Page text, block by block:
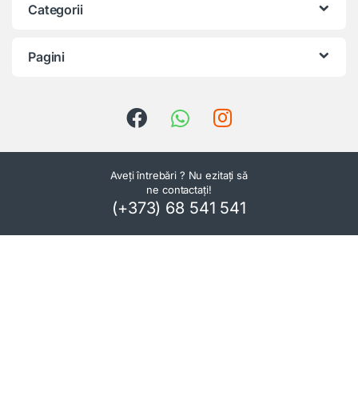
Categorii
Pagini
Aveți întrebări ? Nu ezitați să
ne contactați!
(+373) 68 541 541